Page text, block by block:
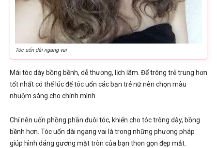
Tóc uốn dài ngang vai
Mái tóc dày bồng bềnh, dễ thương, lịch lãm. Để trông trẻ trung hơn
tốt nhất có thể lúc để tóc uốn các bạn trẻ nữ nên chọn màu
nhuộm sáng cho chính mình.
Chỉ nên uốn phồng phần đuôi tóc, khiến cho tóc trông dày, bồng
bềnh hơn. Tóc uốn dài ngang vai là trong những phương pháp
giúp hình dáng gương mặt tròn của bạn thon gọn đẹp mắt.